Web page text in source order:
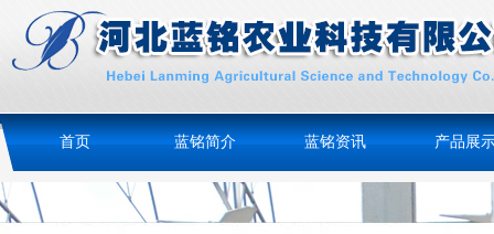
首页 蓝铭简介 蓝铭资讯 产品展